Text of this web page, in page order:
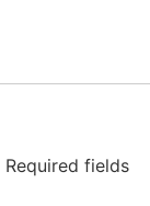
Required fields